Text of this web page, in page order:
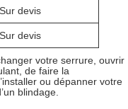
Sur devis
Sur devis
votre serrure, ouvrir
de faire la
ou dépanner votre
blindage.